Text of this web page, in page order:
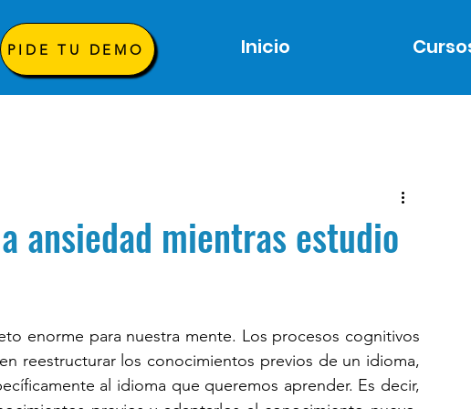
PIDE TU DEMO Inicio
ansiedad mientras estudio
enorme para nuestra mente. Los procesos cognitivos
reestructurar los conocimientos previos de un idioma,
al idioma que queremos aprender. Es decir,